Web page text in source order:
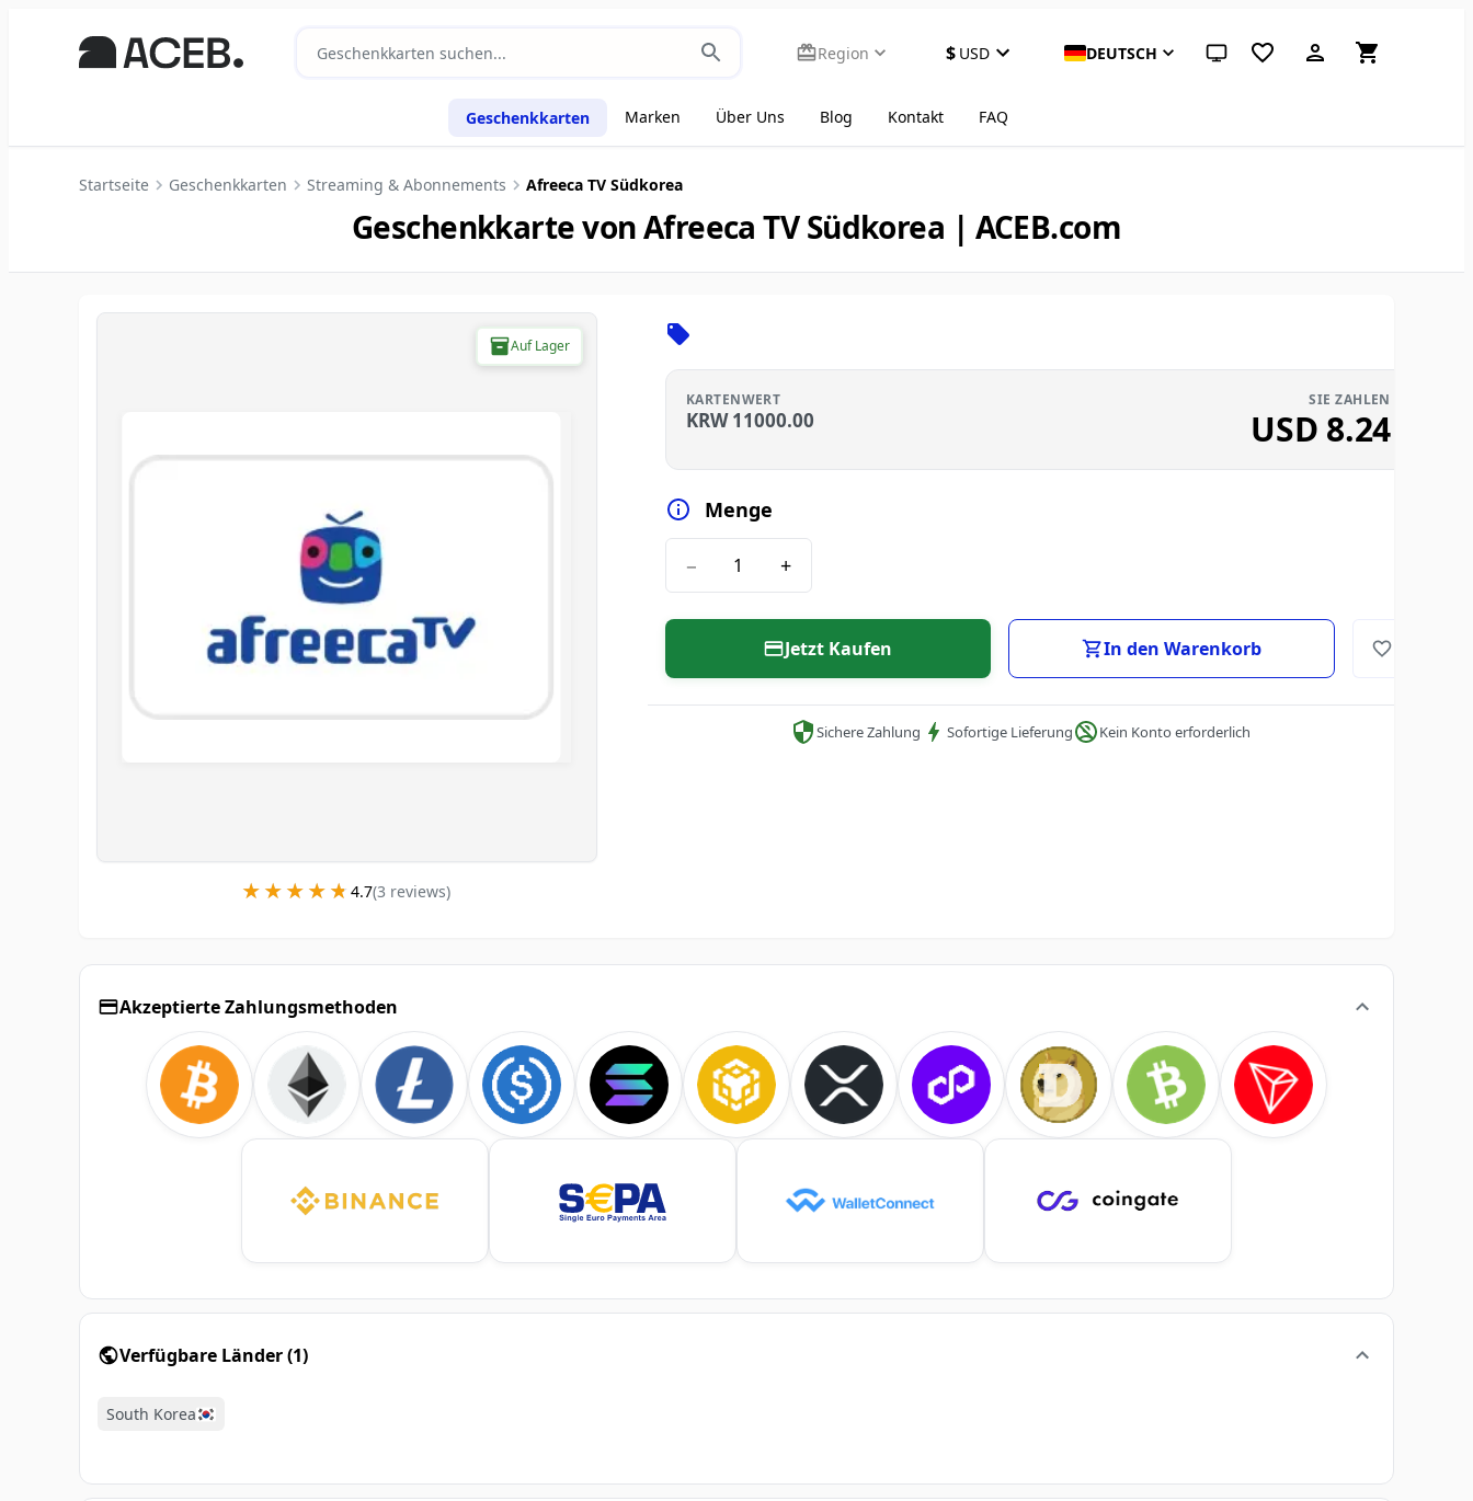
Region $ USD DEUTSCH System-Design (klicken für hell)
Geschenkkarten Marken Über Uns Blog Kontakt FAQ
Startseite Geschenkkarten Streaming & Abonnements Afreeca TV Südkorea
Geschenkkarte von Afreeca TV Südkorea | ACEB.com
Auf Lager
★★★★★
★★★★★ 4.7(3 reviews)
KARTENWERT
KRW 11000.00
SIE ZAHLEN
USD 8.24
Menge
− +
Jetzt Kaufen In den Warenkorb
Sichere Zahlung Sofortige Lieferung Kein Konto erforderlich
Akzeptierte Zahlungsmethoden
Verfügbare Länder(1)
South Korea